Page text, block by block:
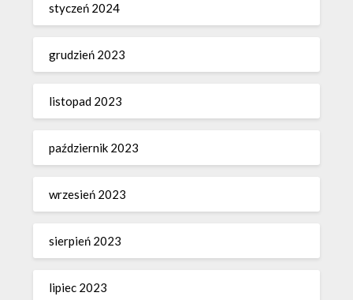
styczeń 2024
grudzień 2023
listopad 2023
październik 2023
wrzesień 2023
sierpień 2023
lipiec 2023